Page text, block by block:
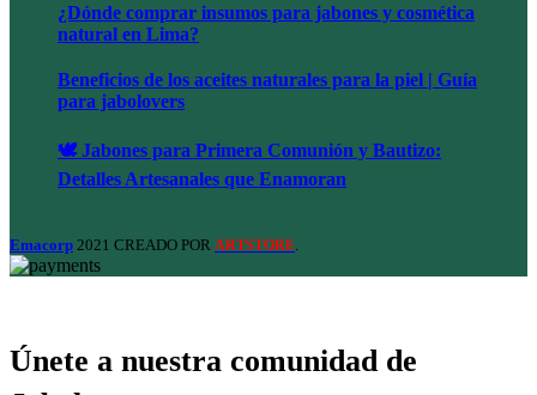
¿Dónde comprar insumos para jabones y cosmética
natural en Lima?
Beneficios de los aceites naturales para la piel | Guía
para jabolovers
🕊️ Jabones para Primera Comunión y Bautizo:
Detalles Artesanales que Enamoran
Emacorp 2021 CREADO POR ARTSTORE
Únete a nuestra comunidad de